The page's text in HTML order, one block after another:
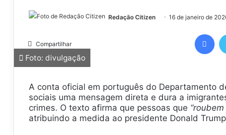
Redação Citizen 16 de janeiro de
Compartilhar
Foto: divulgação
A conta oficial em português do Departamento
sociais uma mensagem direta e dura a
crimes. O texto afirma que pessoas que
atribuindo a medida ao presidente Donald